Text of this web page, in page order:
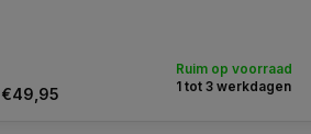
€49,95
Ruim op voorraad
1 tot 3 werkdagen